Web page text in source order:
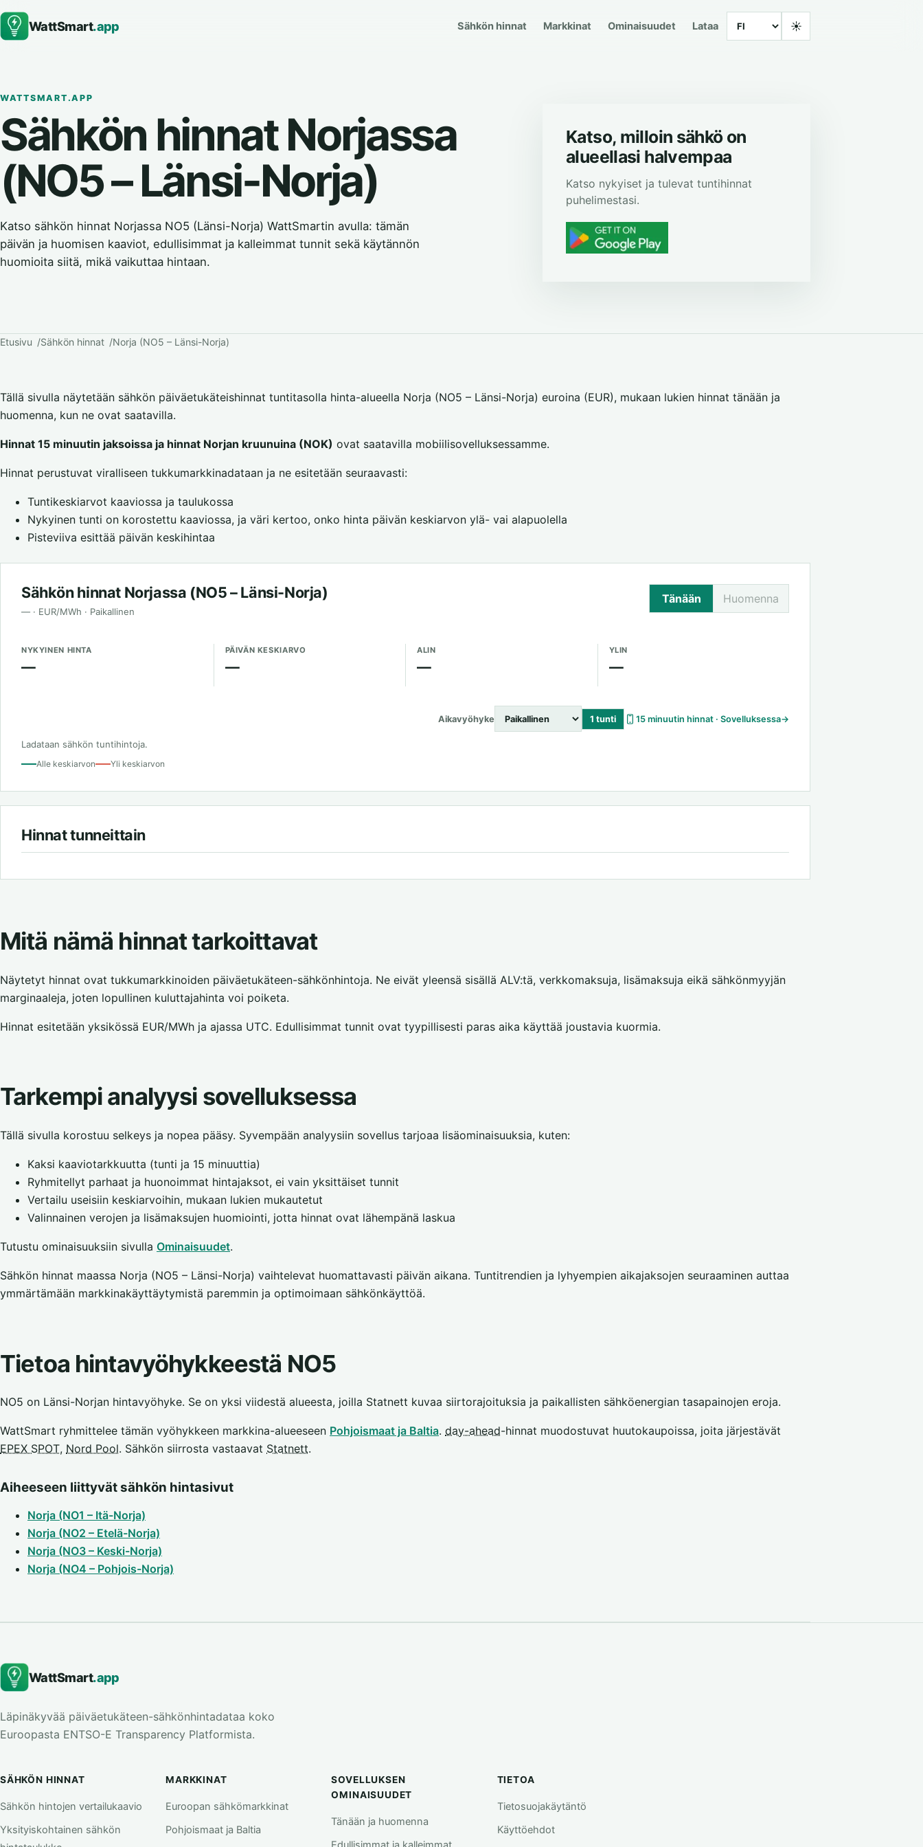
WattSmart.app Sähkön hinnat Markkinat Ominaisuudet Lataa Language ☀
WATTSMART.APP
Sähkön hinnat Norjassa
(NO5 – Länsi-Norja)
Katso sähkön hinnat Norjassa NO5 (Länsi-Norja) WattSmartin avulla: tämän
päivän ja huomisen kaaviot, edullisimmat ja kalleimmat tunnit sekä käytännön
huomioita siitä, mikä vaikuttaa hintaan.
Katso, milloin sähkö on
alueellasi halvempaa
Katso nykyiset ja tulevat tuntihinnat
puhelimestasi.
Etusivu Sähkön hinnat Norja (NO5 – Länsi-Norja)
Tällä sivulla näytetään sähkön päiväetukäteishinnat tuntitasolla hinta-alueella Norja (NO5 – Länsi-Norja) euroina (EUR), mukaan lukien hinnat tänään ja
huomenna, kun ne ovat saatavilla.
Hinnat 15 minuutin jaksoissa ja hinnat Norjan kruunuina (NOK) ovat saatavilla mobiilisovelluksessamme.
Hinnat perustuvat viralliseen tukkumarkkinadataan ja ne esitetään seuraavasti:
Tuntikeskiarvot kaaviossa ja taulukossa
Nykyinen tunti on korostettu kaaviossa, ja väri kertoo, onko hinta päivän keskiarvon ylä- vai alapuolella
Pisteviiva esittää päivän keskihintaa
Sähkön hinnat Norjassa (NO5 – Länsi-Norja)
— · EUR/MWh · Paikallinen
Tänään Huomenna
NYKYINEN HINTA
—
PÄIVÄN KESKIARVO
—
ALIN
—
YLIN
—
Aikavyöhyke 1 tunti 15 minuutin hinnat · Sovelluksessa→
Ladataan sähkön tuntihintoja.
Alle keskiarvon Yli keskiarvon
Hinnat tunneittain
Mitä nämä hinnat tarkoittavat
Näytetyt hinnat ovat tukkumarkkinoiden päiväetukäteen-sähkönhintoja. Ne eivät yleensä sisällä ALV:tä, verkkomaksuja, lisämaksuja eikä sähkönmyyjän
marginaaleja, joten lopullinen kuluttajahinta voi poiketa.
Hinnat esitetään yksikössä EUR/MWh ja ajassa UTC. Edullisimmat tunnit ovat tyypillisesti paras aika käyttää joustavia kuormia.
Tarkempi analyysi sovelluksessa
Tällä sivulla korostuu selkeys ja nopea pääsy. Syvempään analyysiin sovellus tarjoaa lisäominaisuuksia, kuten:
Kaksi kaaviotarkkuutta (tunti ja 15 minuuttia)
Ryhmitellyt parhaat ja huonoimmat hintajaksot, ei vain yksittäiset tunnit
Vertailu useisiin keskiarvoihin, mukaan lukien mukautetut
Valinnainen verojen ja lisämaksujen huomiointi, jotta hinnat ovat lähempänä laskua
Tutustu ominaisuuksiin sivulla Ominaisuudet.
Sähkön hinnat maassa Norja (NO5 – Länsi-Norja) vaihtelevat huomattavasti päivän aikana. Tuntitrendien ja lyhyempien aikajaksojen seuraaminen auttaa
ymmärtämään markkinakäyttäytymistä paremmin ja optimoimaan sähkönkäyttöä.
Tietoa hintavyöhykkeestä NO5
NO5 on Länsi-Norjan hintavyöhyke. Se on yksi viidestä alueesta, joilla Statnett kuvaa siirtorajoituksia ja paikallisten sähköenergian tasapainojen eroja.
WattSmart ryhmittelee tämän vyöhykkeen markkina-alueeseen Pohjoismaat ja Baltia. day-ahead-hinnat muodostuvat huutokaupoissa, joita järjestävät
EPEX SPOT, Nord Pool. Sähkön siirrosta vastaavat Statnett.
Aiheeseen liittyvät sähkön hintasivut
Norja (NO1 – Itä-Norja)
Norja (NO2 – Etelä-Norja)
Norja (NO3 – Keski-Norja)
Norja (NO4 – Pohjois-Norja)
WattSmart.app
Läpinäkyvää päiväetukäteen-sähkönhintadataa koko
Euroopasta ENTSO-E Transparency Platformista.
SÄHKÖN HINNAT
Sähkön hintojen vertailukaavio
Yksityiskohtainen sähkön
MARKKINAT
Euroopan sähkömarkkinat
Pohjoismaat ja Baltia
SOVELLUKSEN
OMINAISUUDET
Tänään ja huomenna
TIETOA
Tietosuojakäytäntö
Käyttöehdot